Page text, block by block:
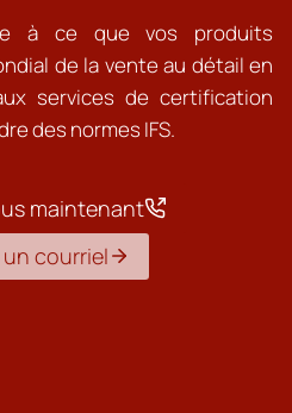
à ce que vos produits
de la vente au détail en
services de certification
des normes IFS.
maintenant
courriel